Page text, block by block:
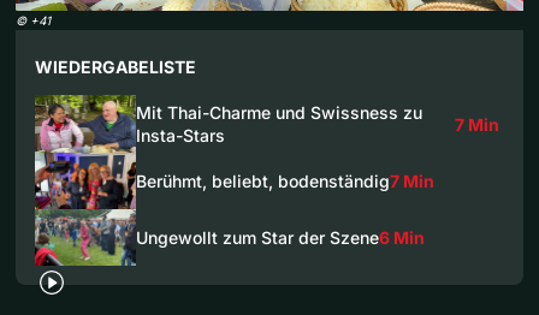
© +41
WIEDERGABELISTE
Mit Thai-Charme und Swissness zu
Insta-Stars
7 Min
Berühmt, beliebt, bodenständig7 Min
Ungewollt zum Star der Szene6 Min